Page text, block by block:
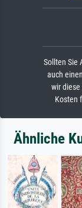
Sollten Sie
auch
wir
Kosten
Ähnliche